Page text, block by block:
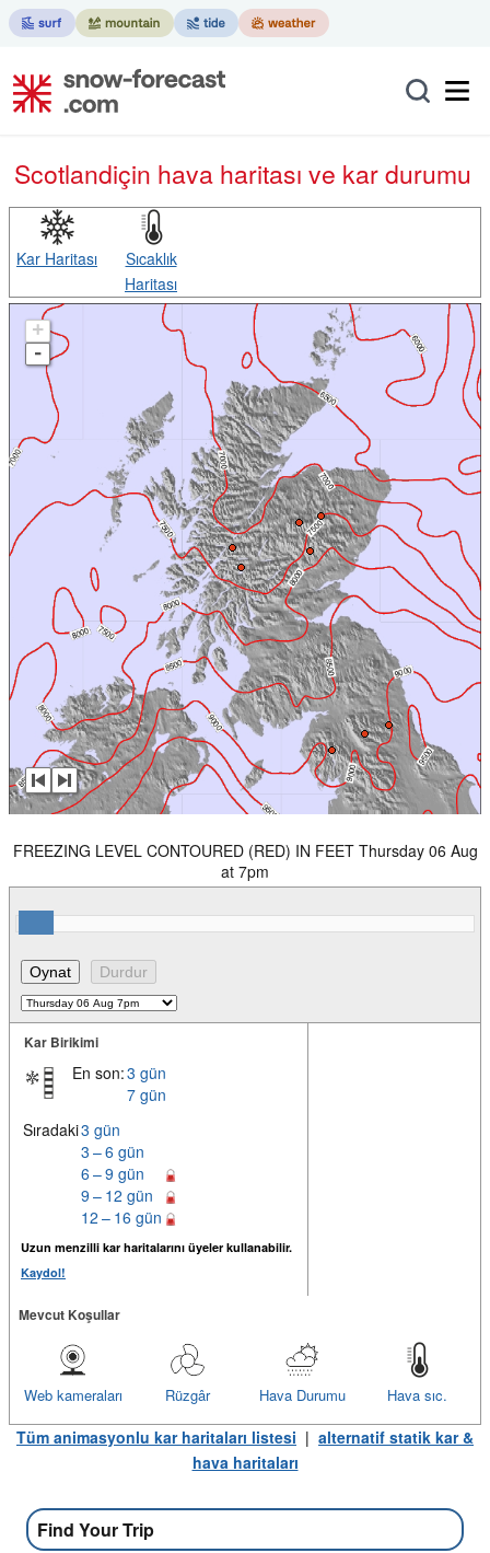
Scotlandiçin hava haritası ve kar durumu
Kar Haritası
Sıcaklık
Haritası
+
-
FREEZING LEVEL CONTOURED (RED) IN FEET Thursday 06 Aug
at 7pm
Kar Birikimi
En son:3 gün
7 gün
Sıradaki3 gün
3 – 6 gün
6 – 9 gün
9 – 12 gün
12 – 16 gün
Uzun menzilli kar haritalarını üyeler kullanabilir.
Kaydol!
Mevcut Koşullar
Hava sıc.
Hava Durumu
Rüzgâr
Web kameraları
Tüm animasyonlu kar haritaları listesi | alternatif statik kar &
hava haritaları
Find Your Trip